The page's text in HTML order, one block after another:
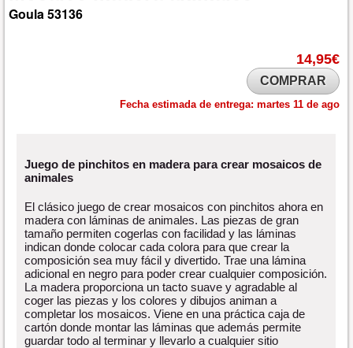
Goula53136
14,95€
COMPRAR
Fecha estimada de entrega: martes 11 de ago
Juego de pinchitos en madera para crear mosaicos de
animales
El clásico juego de crear mosaicos con pinchitos ahora en
madera con láminas de animales. Las piezas de gran
tamaño permiten cogerlas con facilidad y las láminas
indican donde colocar cada colora para que crear la
composición sea muy fácil y divertido. Trae una lámina
adicional en negro para poder crear cualquier composición.
La madera proporciona un tacto suave y agradable al
coger las piezas y los colores y dibujos animan a
completar los mosaicos. Viene en una práctica caja de
cartón donde montar las láminas que además permite
guardar todo al terminar y llevarlo a cualquier sitio